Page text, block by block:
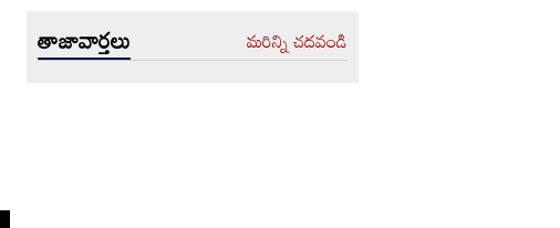
తాజావార్తలు మరిన్ని చదవండి